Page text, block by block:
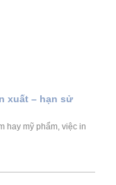
xuất – hạn sử
hay mỹ phẩm, việc in